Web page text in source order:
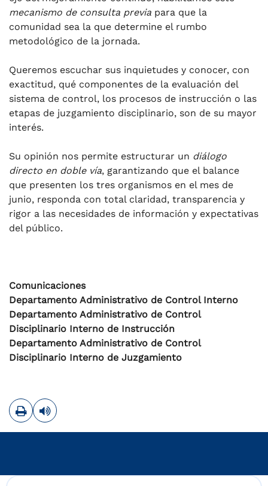
mecanismo de consulta previa para que la
comunidad sea la que determine el rumbo
metodológico de la jornada.
Queremos escuchar sus inquietudes y conocer, con
exactitud, qué componentes de la evaluación del
sistema de control, los procesos de instrucción o las
etapas de juzgamiento disciplinario, son de su mayor
interés.
Su opinión nos permite estructurar un diálogo
directo en doble vía, garantizando que el balance
que presenten los tres organismos en el mes de
junio, responda con total claridad, transparencia y
rigor a las necesidades de información y expectativas
del público.
Comunicaciones
Departamento Administrativo de Control Interno
Departamento Administrativo de Control
Disciplinario Interno de Instrucción
Departamento Administrativo de Control
Disciplinario Interno de Juzgamiento
ImprimirLeer contenido